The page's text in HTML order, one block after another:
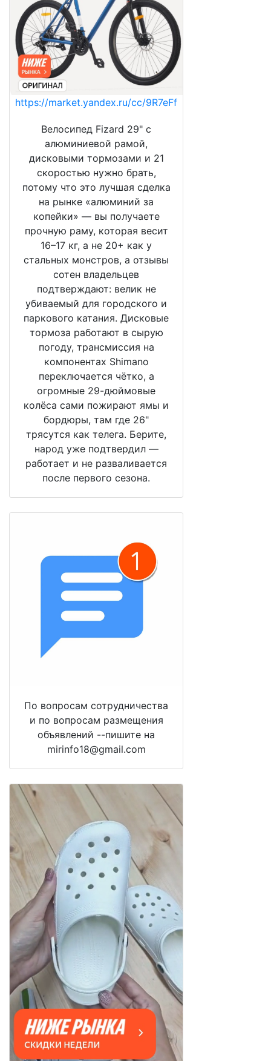
https://market.yandex.ru/cc/9R7eFf
Велосипед Fizard 29" с
алюминиевой рамой,
дисковыми тормозами и 21
скоростью нужно брать,
потому что это лучшая сделка
на рынке «алюминий за
копейки» — вы получаете
прочную раму, которая весит
16–17 кг, а не 20+ как у
стальных монстров, а отзывы
сотен владельцев
подтверждают: велик не
убиваемый для городского и
паркового катания. Дисковые
тормоза работают в сырую
погоду, трансмиссия на
компонентах Shimano
переключается чётко, а
огромные 29-дюймовые
колёса сами пожирают ямы и
бордюры, там где 26"
трясутся как телега. Берите,
народ уже подтвердил —
работает и не разваливается
после первого сезона.
По вопросам сотрудничества
и по вопросам размещения
объявлений --пишите на
mirinfo18@gmail.com